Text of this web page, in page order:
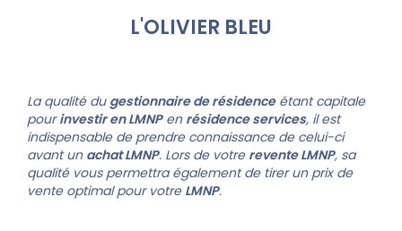
L'OLIVIER BLEU
La qualité du gestionnaire de résidenceétant capitale
pourinvestir en LMNPen résidence services, il est
indispensable de prendre connaissance de celui-ci
avant un achat LMNP. Lors de votre revente LMNP, sa
qualité vous permettra également de tirer un prix de
vente optimal pour votre LMNP.